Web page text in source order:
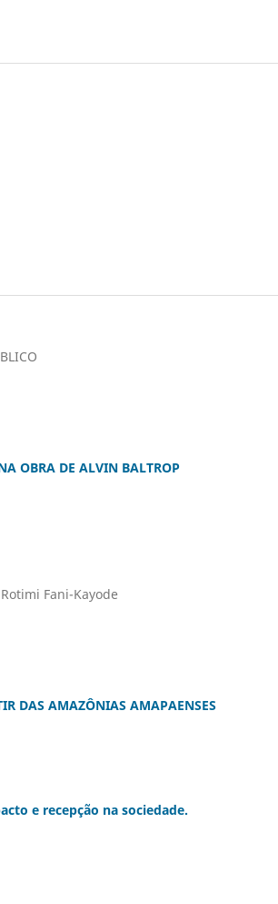
OBRA DE ALVIN BALTROP
Fani-Kayode
DAS AMAZÔNIAS AMAPAENSES
e recepção na sociedade.